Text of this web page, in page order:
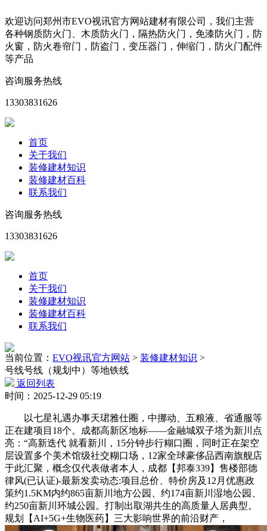
欢迎访问郑州市EVO视讯官方网站建材有限公司，我们主营
各种钢质防火门、木质防火门，隔热防火门，免漆防火门，防
火窗，防火卷帘门，防盗门，变压器门，伸缩门，防火门配件
等产品
咨询服务热线
13303831626
首页
关于我们
装修建材知识
装修建材百科
联系我们
咨询服务热线
13303831626
首页
关于我们
装修建材知识
装修建材百科
联系我们
当前位置： EVO视讯官方网站 > 装修建材知识 >
号线号线（规划中）等地铁线
返回列表
时间：2025-12-29 05:19
以七星礼遇办事天珺雅仕圈，中挪动、五粮液、省通服等
正在建项目18个。成都高新区地标——金融城双子塔为新川点
亮：“高新迭代 就看新川，15分钟步行糊口圈，同时正在架空
层设置多个美术馆级社交糊口场，12家全球豪侈品西南旗舰店
于此汇聚，概念仅代表做者本人，成都【邦泰339】售楼部德
律风(已认证)-最新发卖动态:项目总价、特价房及12月优惠政
策约1.5KM内约865亩新川地方公园、约174亩新川湿地公园、
约250亩新川环城公园。打制出取湖共生的高质量人居典型。
规划【AI+5G+生物医药】三大影响世界的前沿财产，